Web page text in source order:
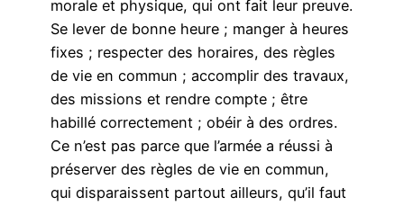
morale et physique, qui ont fait leur preuve.
Se lever de bonne heure ; manger à heures
fixes ; respecter des horaires, des règles
de vie en commun ; accomplir des travaux,
des missions et rendre compte ; être
habillé correctement ; obéir à des ordres.
Ce n’est pas parce que l’armée a réussi à
préserver des règles de vie en commun,
qui disparaissent partout ailleurs, qu’il faut